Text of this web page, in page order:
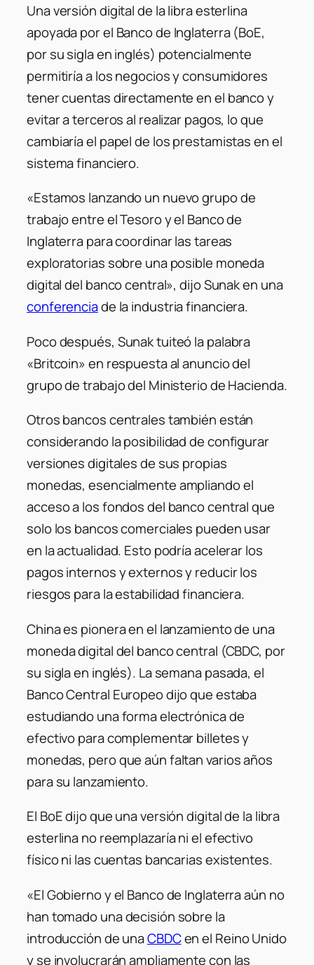
Una versión digital de la libra esterlina
apoyada por el Banco de Inglaterra (BoE,
por su sigla en inglés) potencialmente
permitiría a los negocios y consumidores
tener cuentas directamente en el banco y
evitar a terceros al realizar pagos, lo que
cambiaría el papel de los prestamistas en el
sistema financiero.
«Estamos lanzando un nuevo grupo de
trabajo entre el Tesoro y el Banco de
Inglaterra para coordinar las tareas
exploratorias sobre una posible moneda
digital del banco central», dijo Sunak en una
conferenciade la industria financiera.
Poco después, Sunak tuiteó la palabra
«Britcoin» en respuesta al anuncio del
grupo de trabajo del Ministerio de Hacienda.
Otros bancos centrales también están
considerando la posibilidad de configurar
versiones digitales de sus propias
monedas, esencialmente ampliando el
acceso a los fondos del banco central que
solo los bancos comerciales pueden usar
en la actualidad. Esto podría acelerar los
pagos internos y externos y reducir los
riesgos para la estabilidad financiera.
China es pionera en el lanzamiento de una
moneda digital del banco central (CBDC, por
su sigla en inglés). La semana pasada, el
Banco Central Europeo dijo que estaba
estudiando una forma electrónica de
efectivo para complementar billetes y
monedas, pero que aún faltan varios años
para su lanzamiento.
El BoE dijo que una versión digital de la libra
esterlina no reemplazaría ni el efectivo
físico ni las cuentas bancarias existentes.
«El Gobierno y el Banco de Inglaterra aún no
han tomado una decisión sobre la
introducción de unaCBDCen el Reino Unido
y se involucrarán ampliamente con las